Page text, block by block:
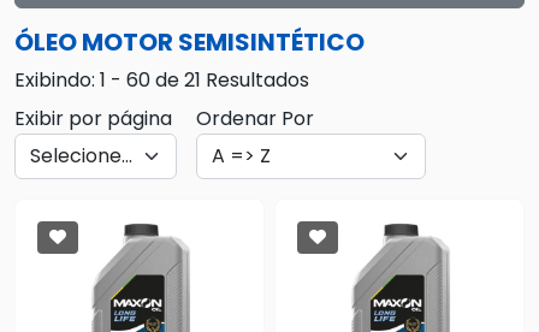
ÓLEO MOTOR SEMISINTÉTICO
Exibindo: 1 - 60 de 21 Resultados
Exibir por página
Ordenar Por